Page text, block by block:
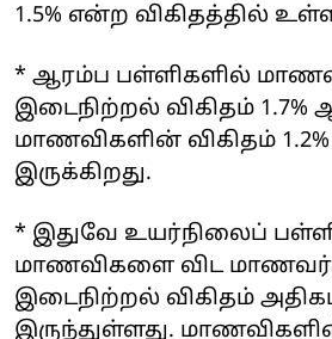
1.5% என்ற விகிதத்தில்
* ஆரம்ப பள்ளிகளில்
இடைநிற்றல் விகிதம் 1.7%
மாணவிகளின் விகிதம்
இருக்கிறது.
* இதுவே உயர்நிலைப்
மாணவிகளை விட
இடைநிற்றல் விகிதம்
இருந்துள்ளது.